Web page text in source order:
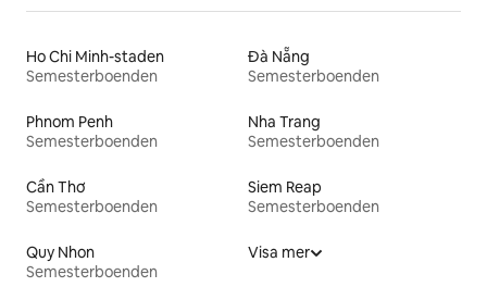
Ho Chi Minh-staden
Semesterboenden
Đà Nẵng
Semesterboenden
Phnom Penh
Semesterboenden
Nha Trang
Semesterboenden
Cần Thơ
Semesterboenden
Siem Reap
Semesterboenden
Quy Nhon
Semesterboenden
Visa mer